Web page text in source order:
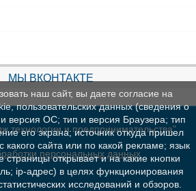
МЫ ВКОНТАКТЕ
и предпринимательства"
персональных данных
наш сайт, вы даете согласие на
пользовательских данных (сведения о
версия ОС; тип и версия Браузера; тип
его экрана; источник откуда пришел
какого сайта или по какой рекламе; язык
открывает и на какие кнопки
ip-адрес) в целях функционирования
исследований и обзоров.